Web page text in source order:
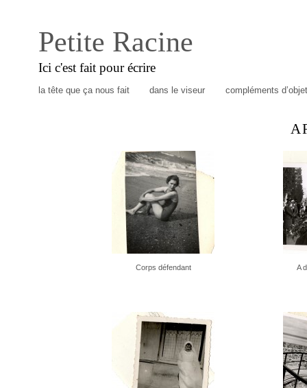
Petite Racine
Ici c'est fait pour écrire
la tête que ça nous fait dans le viseur compléments
Corps défendant A